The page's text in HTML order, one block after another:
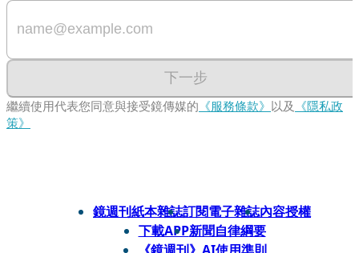
下一步
繼續使用代表您同意與接受鏡傳媒的 《服務條款》 以及 《隱私政
策》
鏡週刊紙本雜誌訂閱電子雜誌內容授權
下載APP新聞自律綱要